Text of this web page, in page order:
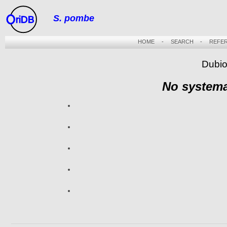
riDB S. pombe
HOME- SEARCH -
No